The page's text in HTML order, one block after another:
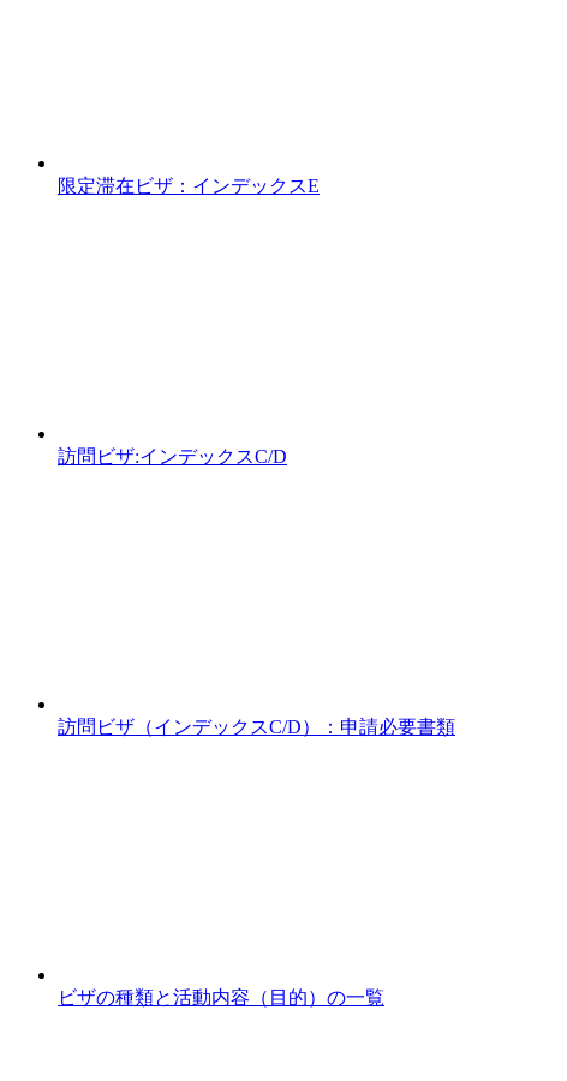
限定滞在ビザ：インデックスE
訪問ビザ:インデックスC/D
訪問ビザ（インデックスC/D）：申請必要書類
ビザの種類と活動内容（目的）の一覧